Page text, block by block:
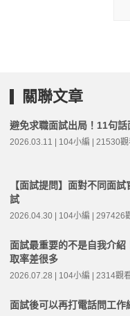
關聯文章
避免求職面試出局！11句
2026.03.11 | 104小編 | 21530
【面試提問】面對不同面
試
2026.04.30 | 104小編 | 297426
面試最重要的不是自我介
取率差很多
2026.07.28 | 104小編 | 2314觀
面試後可以再打電話問工作